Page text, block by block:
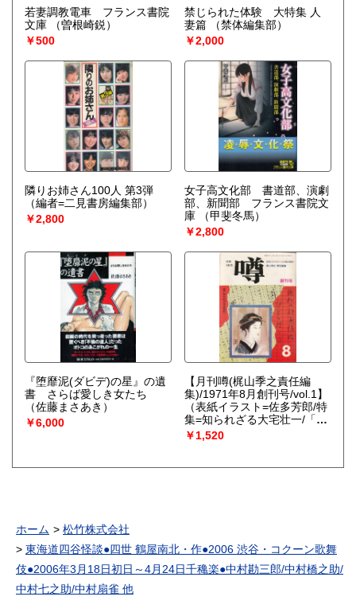
若妻調教電車 フランス書院
文庫
（曽根崎鋭）
￥500
禁じられた体験 大特集 人
妻篇
（禁体編集部）
￥2,000
隣りお姉さん100人 第3弾
（編者=二見書房編集部）
￥2,800
女子高文化部 書道部、演劇
部、新聞部 フランス書院文
庫
（甲斐冬馬）
￥2,800
『堕靡泥(ダビデ)の星』の遺
書 さらば愛しき女たち
（佐藤まさあき）
￥6,000
【月刊噂(梶山季之責任編
集)/1971年8月創刊号/vol.1】
（表紙イラスト=佐多芳郎/特
集=知られざる大宅壮一/「偉
大なる野次馬の盲点」(浅野
晃、稲村隆一、戸田謙介、三
介、青地晨)/「マスコミに大
￥1,520
ホーム
松竹株式会社
東海道四谷怪談●四世 鶴屋南北・作●2006 渋谷・コクーン歌舞
伎●2006年3月18日初日～4月24日千穐楽●中村勘三郎/中村橋之助/
中村七之助/中村扇雀 他